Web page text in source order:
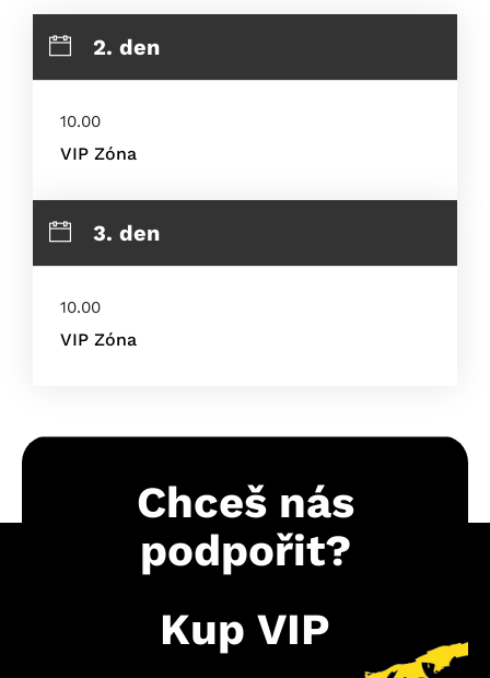
2. den
10.00
VIP Zóna
3. den
10.00
VIP Zóna
Chceš nás
podpořit?
Kup VIP